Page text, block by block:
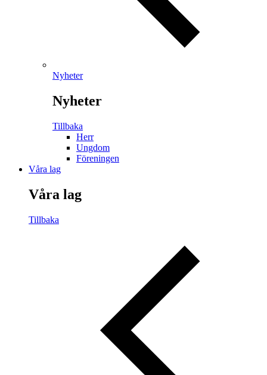
Nyheter
Nyheter
Tillbaka
Herr
Ungdom
Föreningen
Våra lag
Våra lag
Tillbaka